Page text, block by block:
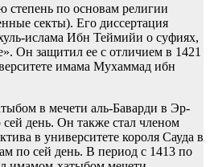
по основам религии
секты). Его диссертация
ислама Ибн Теймийи о суфиях,
Он защитил ее с отличием в 1421
имама Мухаммад ибн
в мечети аль-Баварди в Эр-
день. Он также стал членом
в университете короля Сауда в
по сей день. В период с 1413 по